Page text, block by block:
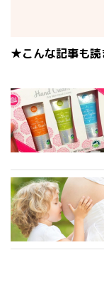
★こんな記事も